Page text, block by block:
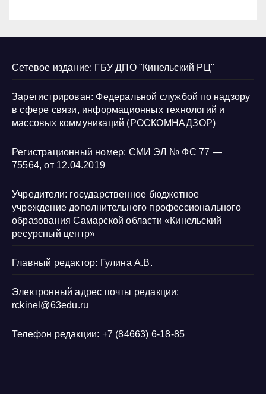
Сетевое издание: ГБУ ДПО "Кинельский РЦ"
Зарегистрирован: Федеральной службой по надзору
в сфере связи, информационных технологий и
массовых коммуникаций (РОСКОМНАДЗОР)
Регистрационный номер: СМИ ЭЛ № ФС 77 —
75564, от 12.04.2019
Учредители: государственное бюджетное
учреждение дополнительного профессионального
образования Самарской области «Кинельский
ресурсный центр»
Главный редактор: Гулина А.В.
Электронный адрес почты редакции:
rckinel@63edu.ru
Телефон редакции: +7 (84663) 6-18-85